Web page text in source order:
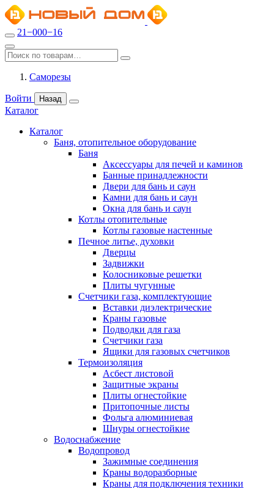
21−000−16
Саморезы
Войти Назад
Каталог
Каталог
Баня, отопительное оборудование
Баня
Аксессуары для печей и каминов
Банные принадлежности
Двери для бань и саун
Камни для бань и саун
Окна для бань и саун
Котлы отопительные
Котлы газовые настенные
Печное литье, духовки
Дверцы
Задвижки
Колосниковые решетки
Плиты чугунные
Счетчики газа, комплектующие
Вставки диэлектрические
Краны газовые
Подводки для газа
Счетчики газа
Ящики для газовых счетчиков
Термоизоляция
Асбест листовой
Защитные экраны
Плиты огнестойкие
Притопочные листы
Фольга алюминиевая
Шнуры огнестойкие
Водоснабжение
Водопровод
Зажимные соединения
Краны водоразборные
Краны для подключения техники